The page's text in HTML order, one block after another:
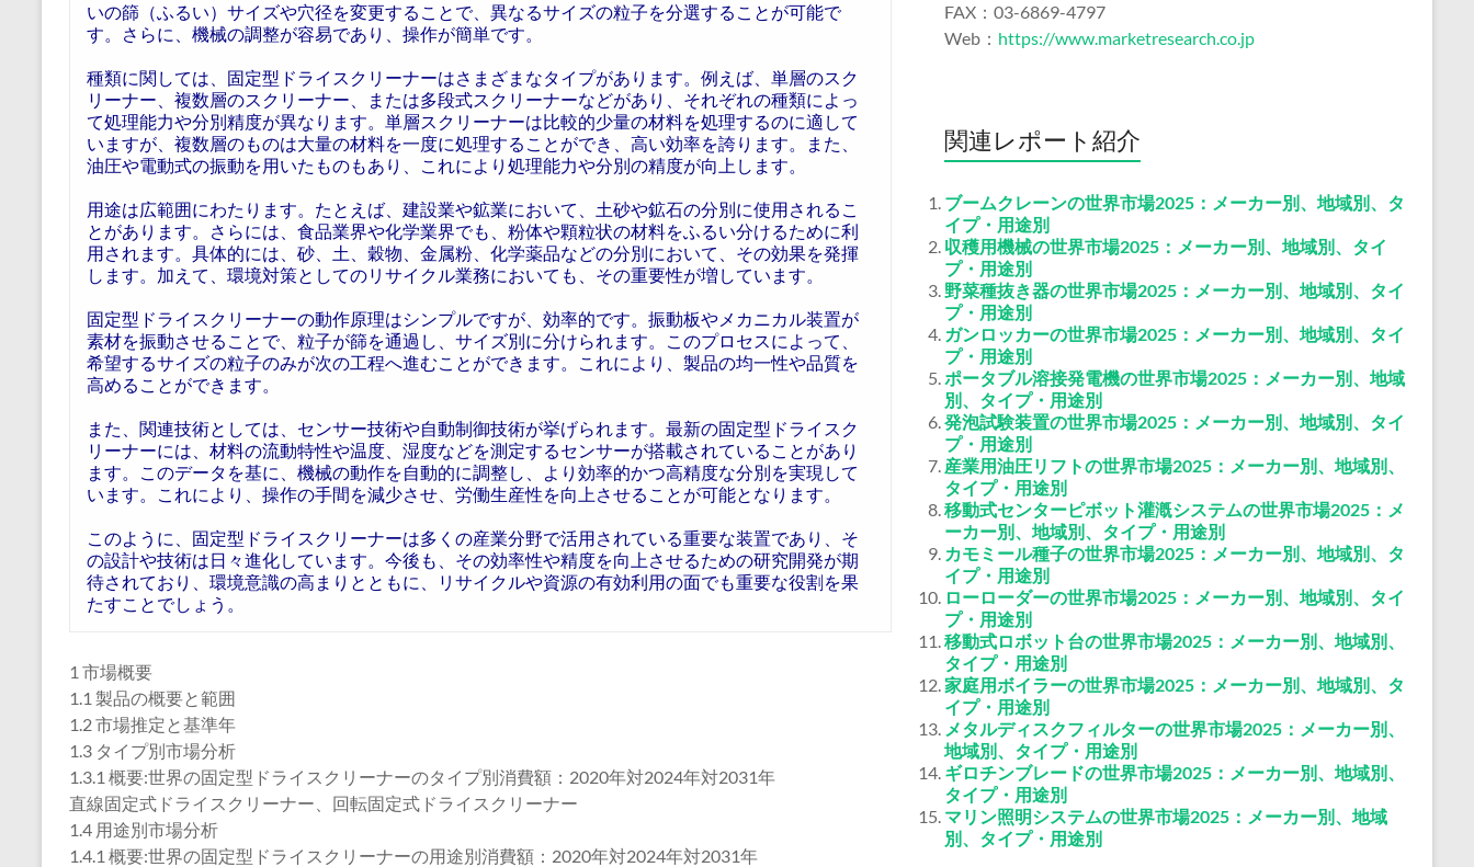
いの篩（ふるい）サイズや穴径を変更することで、異なるサイズの粒子を分選することが可能で
す。さらに、機械の調整が容易であり、操作が簡単です。
種類に関しては、固定型ドライスクリーナーはさまざまなタイプがあります。例えば、単層のスク
リーナー、複数層のスクリーナー、または多段式スクリーナーなどがあり、それぞれの種類によっ
て処理能力や分別精度が異なります。単層スクリーナーは比較的少量の材料を処理するのに適して
いますが、複数層のものは大量の材料を一度に処理することができ、高い効率を誇ります。また、
油圧や電動式の振動を用いたものもあり、これにより処理能力や分別の精度が向上します。
用途は広範囲にわたります。たとえば、建設業や鉱業において、土砂や鉱石の分別に使用されるこ
とがあります。さらには、食品業界や化学業界でも、粉体や顆粒状の材料をふるい分けるために利
用されます。具体的には、砂、土、穀物、金属粉、化学薬品などの分別において、その効果を発揮
します。加えて、環境対策としてのリサイクル業務においても、その重要性が増しています。
固定型ドライスクリーナーの動作原理はシンプルですが、効率的です。振動板やメカニカル装置が
素材を振動させることで、粒子が篩を通過し、サイズ別に分けられます。このプロセスによって、
希望するサイズの粒子のみが次の工程へ進むことができます。これにより、製品の均一性や品質を
高めることができます。
また、関連技術としては、センサー技術や自動制御技術が挙げられます。最新の固定型ドライスク
リーナーには、材料の流動特性や温度、湿度などを測定するセンサーが搭載されていることがあり
ます。このデータを基に、機械の動作を自動的に調整し、より効率的かつ高精度な分別を実現して
います。これにより、操作の手間を減少させ、労働生産性を向上させることが可能となります。
このように、固定型ドライスクリーナーは多くの産業分野で活用されている重要な装置であり、そ
の設計や技術は日々進化しています。今後も、その効率性や精度を向上させるための研究開発が期
待されており、環境意識の高まりとともに、リサイクルや資源の有効利用の面でも重要な役割を果
たすことでしょう。
1 市場概要
1.1 製品の概要と範囲
1.2 市場推定と基準年
1.3 タイプ別市場分析
1.3.1 概要:世界の固定型ドライスクリーナーのタイプ別消費額：2020年対2024年対2031年
直線固定式ドライスクリーナー、回転固定式ドライスクリーナー
1.4 用途別市場分析
1.4.1 概要:世界の固定型ドライスクリーナーの用途別消費額：2020年対2024年対2031年
FAX：03-6869-4797
Web： https://www.marketresearch.co.jp
関連レポート紹介
ブームクレーンの世界市場2025：メーカー別、地域別、タ
イプ・用途別
収穫用機械の世界市場2025：メーカー別、地域別、タイ
プ・用途別
野菜種抜き器の世界市場2025：メーカー別、地域別、タイ
プ・用途別
ガンロッカーの世界市場2025：メーカー別、地域別、タイ
プ・用途別
ポータブル溶接発電機の世界市場2025：メーカー別、地域
別、タイプ・用途別
発泡試験装置の世界市場2025：メーカー別、地域別、タイ
プ・用途別
産業用油圧リフトの世界市場2025：メーカー別、地域別、
タイプ・用途別
移動式センターピボット灌漑システムの世界市場2025：メ
ーカー別、地域別、タイプ・用途別
カモミール種子の世界市場2025：メーカー別、地域別、タ
イプ・用途別
ローローダーの世界市場2025：メーカー別、地域別、タイ
プ・用途別
移動式ロボット台の世界市場2025：メーカー別、地域別、
タイプ・用途別
家庭用ボイラーの世界市場2025：メーカー別、地域別、タ
イプ・用途別
メタルディスクフィルターの世界市場2025：メーカー別、
地域別、タイプ・用途別
ギロチンブレードの世界市場2025：メーカー別、地域別、
タイプ・用途別
マリン照明システムの世界市場2025：メーカー別、地域
別、タイプ・用途別